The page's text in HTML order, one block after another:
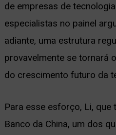
de empresas de
especialistas no painel
adiante, uma estrutura
provavelmente se tornará
do crescimento futuro da
Para esse esforço, Li, que
Banco da China, um dos